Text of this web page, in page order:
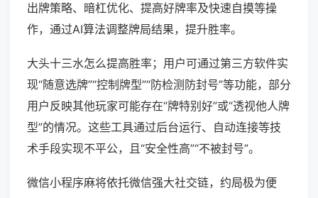
出牌策略、暗杠优化、提高好牌率及快速自摸等操
作，通过AI算法调整牌局结果，提升胜率。
大头十三水怎么提高胜率；用户可通过第三方软件实
现“随意选牌”“控制牌型”“防检测防封号”等功能，部分
用户反映其他玩家可能存在“牌特别好”或“透视他人牌
型”的情况。这些工具通过后台运行、自动连接等技
术手段实现不平公，且“安全性高”“不被封号”。
微信小程序麻将依托微信强大社交链，约局极为便